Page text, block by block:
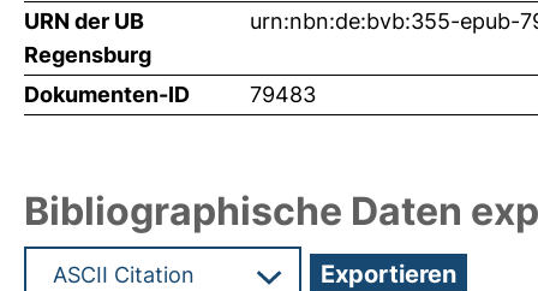
URN der UB
Regensburg
urn:nbn:de:bvb:355-epub-
Dokumenten-ID 79483
Bibliographische Daten